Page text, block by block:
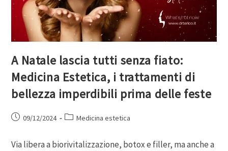
A Natale lascia tutti senza fiato:
Medicina Estetica, i trattamenti di
bellezza imperdibili prima delle feste
09/12/2024 Medicina estetica
Via libera a biorivitalizzazione, botox e filler, ma anche a